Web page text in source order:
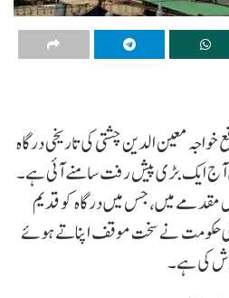
معین الدین چشتی کی تاریخی درگاہ
ایک بڑی پیش رفت سامنے آئی ہے۔
میں، جس میں درگاہ کو قدیم
حکومت نے سخت موقف اپناتے ہوئے
کی ہے۔